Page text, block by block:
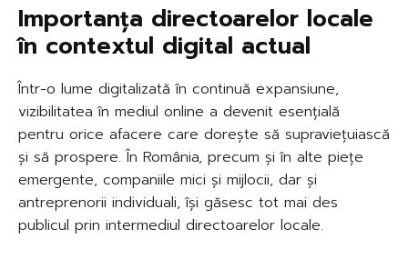
Importanța directoarelor locale
în contextul digital actual
Într-o lume digitalizată în continuă expansiune,
vizibilitatea în mediul online a devenit esențială
pentru orice afacere care dorește să supraviețuiască
și să prospere. În România, precum și în alte piețe
emergente, companiile mici și mijlocii, dar și
antreprenorii individuali, își găsesc tot mai des
publicul prin intermediul directoarelor locale.